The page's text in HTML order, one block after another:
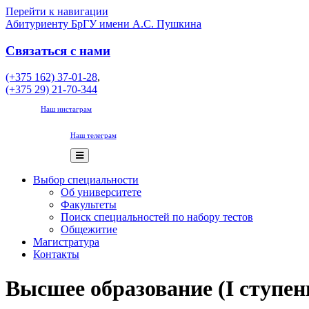
Перейти к навигации
Абитуриенту БрГУ имени А.С. Пушкина
Связаться с нами
(+375 162) 37-01-28,
(+375 29) 21-70-344
Наш инстаграм
Наш телеграм
Выбор специальности
Об университете
Факультеты
Поиск специальностей по набору тестов
Общежитие
Магистратура
Контакты
Высшее образование (I